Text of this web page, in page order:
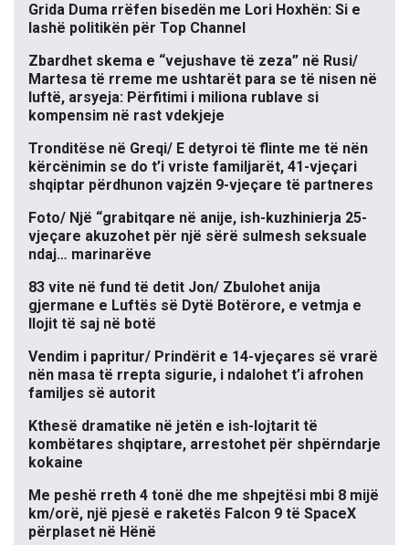
Grida Duma rrëfen bisedën me Lori Hoxhën: Si e
lashë politikën për Top Channel
Zbardhet skema e “vejushave të zeza” në Rusi/
Martesa të rreme me ushtarët para se të nisen në
luftë, arsyeja: Përfitimi i miliona rublave si
kompensim në rast vdekjeje
Tronditëse në Greqi/ E detyroi të flinte me të nën
kërcënimin se do t’i vriste familjarët, 41-vjeçari
shqiptar përdhunon vajzën 9-vjeçare të partneres
Foto/ Një “grabitqare në anije, ish-kuzhinierja 25-
vjeçare akuzohet për një sërë sulmesh seksuale
ndaj… marinarëve
83 vite në fund të detit Jon/ Zbulohet anija
gjermane e Luftës së Dytë Botërore, e vetmja e
llojit të saj në botë
Vendim i papritur/ Prindërit e 14-vjeçares së vrarë
nën masa të rrepta sigurie, i ndalohet t’i afrohen
familjes së autorit
Kthesë dramatike në jetën e ish-lojtarit të
kombëtares shqiptare, arrestohet për shpërndarje
kokaine
Me peshë rreth 4 tonë dhe me shpejtësi mbi 8 mijë
km/orë, një pjesë e raketës Falcon 9 të SpaceX
përplaset në Hënë